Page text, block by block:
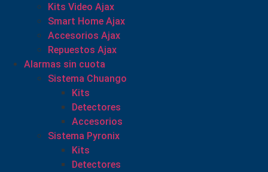
Kits Video Ajax
Smart Home Ajax
Accesorios Ajax
Repuestos Ajax
Alarmas sin cuota
Sistema Chuango
Kits
Detectores
Accesorios
Sistema Pyronix
Kits
Detectores